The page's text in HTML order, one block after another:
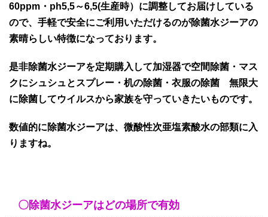
60ppm・ph5,5～6,5(生産時）に調整してお届けしている
ので、手軽で安全にご利用いただけるのが除菌水ジーアの
素晴らしい特徴になっております。
是非除菌水ジーアを定期購入して加湿器で空間除菌・マス
クにシュシュとスプレー・机の除菌・衣服の除菌 無限大
に除菌してウイルスから家族を守っていきたいものです。
数値的に除菌水ジーアは、微酸性次亜塩素酸水の部類に入
りますね。
〇除菌水ジーアはどの場所で有効